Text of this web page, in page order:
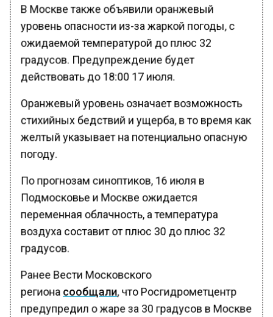
В Москве также объявили оранжевый
уровень опасности из-за жаркой погоды, с
ожидаемой температурой до плюс 32
градусов. Предупреждение будет
действовать до 18:00 17 июля.
Оранжевый уровень означает возможность
стихийных бедствий и ущерба, в то время как
желтый указывает на потенциально опасную
погоду.
По прогнозам синоптиков, 16 июля в
Подмосковье и Москве ожидается
переменная облачность, а температура
воздуха составит от плюс 30 до плюс 32
градусов.
Ранее Вести Московского
регионасообщали, что Росгидрометцентр
предупредил о жаре за 30 градусов в Москве